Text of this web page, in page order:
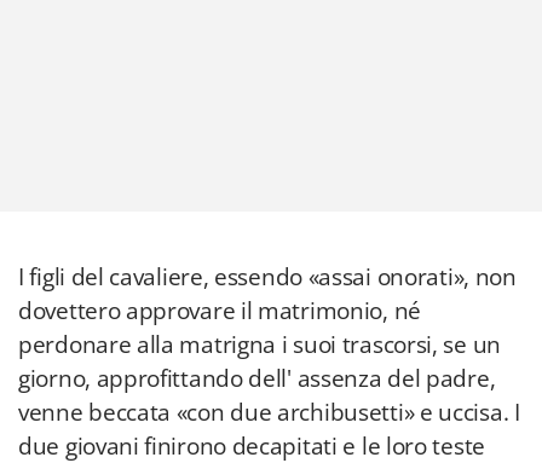
I figli del cavaliere, essendo «assai onorati», non
dovettero approvare il matrimonio, né
perdonare alla matrigna i suoi trascorsi, se un
giorno, approfittando dell' assenza del padre,
venne beccata «con due archibusetti» e uccisa. I
due giovani finirono decapitati e le loro teste